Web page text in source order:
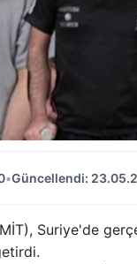
•Güncellendi:
Suriye'de